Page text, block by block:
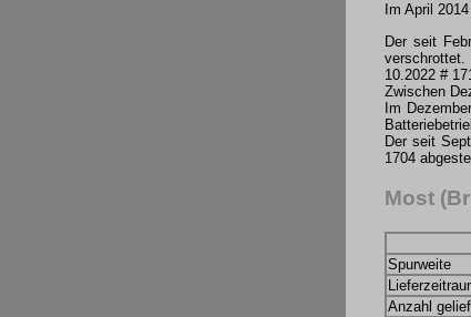
Im April
Der seit
10.2022 #
Zwischen
Im
Der seit
1704
Most
Spurweite
Anzahl